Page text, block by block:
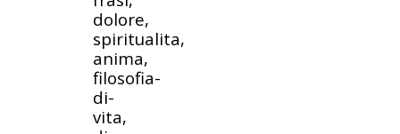
dolore,
spiritualita,
anima,
filosofia-
di-
vita,